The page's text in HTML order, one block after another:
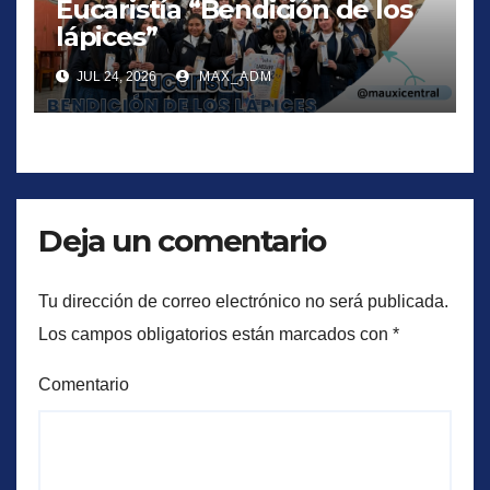
Eucaristía “Bendición de los
lápices”
JUL 24, 2026 MAX_ADM
Deja un comentario
Tu dirección de correo electrónico no será publicada.
Los campos obligatorios están marcados con *
Comentario